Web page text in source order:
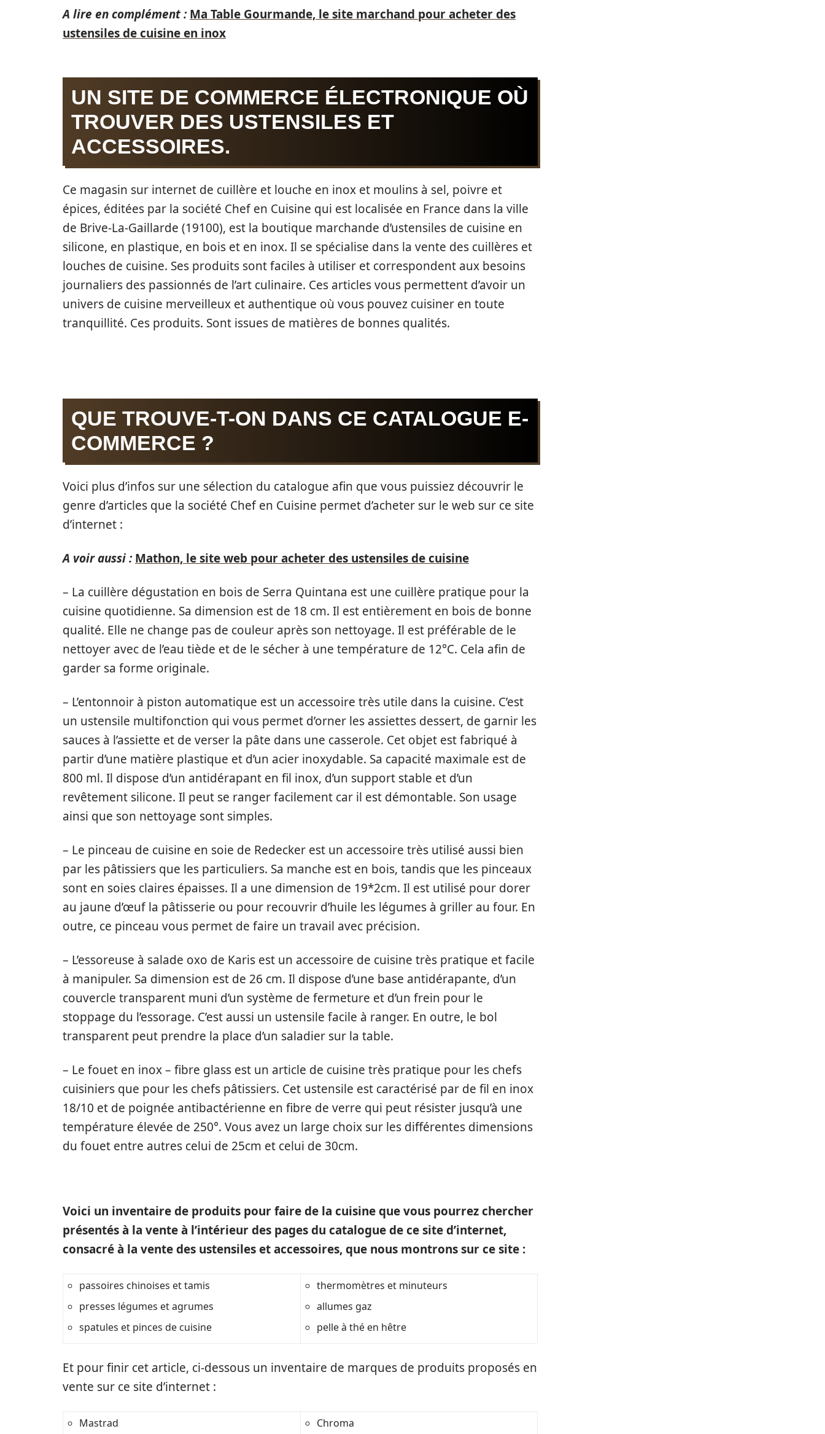
A lire en complément : Ma Table Gourmande, le site marchand pour acheter des
ustensiles de cuisine en inox
UN SITE DE COMMERCE ÉLECTRONIQUE OÙ
TROUVER DES USTENSILES ET
ACCESSOIRES.
Ce magasin sur internet de cuillère et louche en inox et moulins à sel, poivre et
épices, éditées par la société Chef en Cuisine qui est localisée en France dans la ville
de Brive-La-Gaillarde (19100), est la boutique marchande d’ustensiles de cuisine en
silicone, en plastique, en bois et en inox. Il se spécialise dans la vente des cuillères et
louches de cuisine. Ses produits sont faciles à utiliser et correspondent aux besoins
journaliers des passionnés de l’art culinaire. Ces articles vous permettent d’avoir un
univers de cuisine merveilleux et authentique où vous pouvez cuisiner en toute
tranquillité. Ces produits. Sont issues de matières de bonnes qualités.
QUE TROUVE-T-ON DANS CE CATALOGUE E-
COMMERCE ?
Voici plus d’infos sur une sélection du catalogue afin que vous puissiez découvrir le
genre d’articles que la société Chef en Cuisine permet d’acheter sur le web sur ce site
d’internet :
A voir aussi : Mathon, le site web pour acheter des ustensiles de cuisine
– La cuillère dégustation en bois de Serra Quintana est une cuillère pratique pour la
cuisine quotidienne. Sa dimension est de 18 cm. Il est entièrement en bois de bonne
qualité. Elle ne change pas de couleur après son nettoyage. Il est préférable de le
nettoyer avec de l’eau tiède et de le sécher à une température de 12°C. Cela afin de
garder sa forme originale.
– L’entonnoir à piston automatique est un accessoire très utile dans la cuisine. C’est
un ustensile multifonction qui vous permet d’orner les assiettes dessert, de garnir les
sauces à l’assiette et de verser la pâte dans une casserole. Cet objet est fabriqué à
partir d’une matière plastique et d’un acier inoxydable. Sa capacité maximale est de
800 ml. Il dispose d’un antidérapant en fil inox, d’un support stable et d’un
revêtement silicone. Il peut se ranger facilement car il est démontable. Son usage
ainsi que son nettoyage sont simples.
– Le pinceau de cuisine en soie de Redecker est un accessoire très utilisé aussi bien
par les pâtissiers que les particuliers. Sa manche est en bois, tandis que les pinceaux
sont en soies claires épaisses. Il a une dimension de 19*2cm. Il est utilisé pour dorer
au jaune d’œuf la pâtisserie ou pour recouvrir d’huile les légumes à griller au four. En
outre, ce pinceau vous permet de faire un travail avec précision.
– L’essoreuse à salade oxo de Karis est un accessoire de cuisine très pratique et facile
à manipuler. Sa dimension est de 26 cm. Il dispose d’une base antidérapante, d’un
couvercle transparent muni d’un système de fermeture et d’un frein pour le
stoppage du l’essorage. C’est aussi un ustensile facile à ranger. En outre, le bol
transparent peut prendre la place d’un saladier sur la table.
– Le fouet en inox – fibre glass est un article de cuisine très pratique pour les chefs
cuisiniers que pour les chefs pâtissiers. Cet ustensile est caractérisé par de fil en inox
18/10 et de poignée antibactérienne en fibre de verre qui peut résister jusqu’à une
température élevée de 250°. Vous avez un large choix sur les différentes dimensions
du fouet entre autres celui de 25cm et celui de 30cm.
Voici un inventaire de produits pour faire de la cuisine que vous pourrez chercher
présentés à la vente à l’intérieur des pages du catalogue de ce site d’internet,
consacré à la vente des ustensiles et accessoires, que nous montrons sur ce site :
passoires chinoises et tamis
presses légumes et agrumes
spatules et pinces de cuisine
thermomètres et minuteurs
allumes gaz
pelle à thé en hêtre
Et pour finir cet article, ci-dessous un inventaire de marques de produits proposés en
vente sur ce site d’internet :
Mastrad Chroma